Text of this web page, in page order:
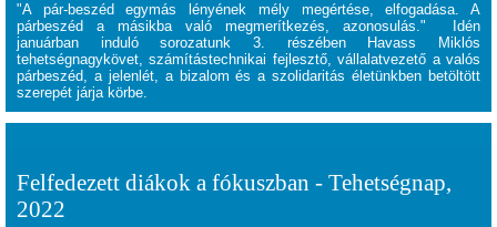
"A pár-beszéd egymás lényének mély megértése, elfogadása. A
párbeszéd a másikba való megmerítkezés, azonosulás."
Idén
januárban induló sorozatunk 3. részében Havass Miklós
tehetségnagykövet, számítástechnikai fejlesztő, vállalatvezető a valós
párbeszéd, a jelenlét, a bizalom és a szolidaritás életünkben betöltött
szerepét járja körbe.
Felfedezett diákok a fókuszban - Tehetségnap,
2022